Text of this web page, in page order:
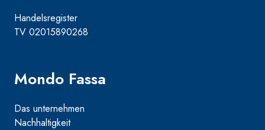
Handelsregister
TV 02015890268
Mondo Fassa
Das unternehmen
Nachhaltigkeit